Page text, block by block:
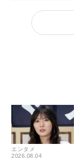
エンタメ
2026.08.04